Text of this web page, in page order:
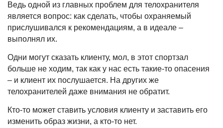
Ведь одной из главных проблем для телохранителя
является вопрос: как сделать, чтобы охраняемый
прислушивался к рекомендациям, а в идеале –
выполнял их.
Одни могут сказать клиенту, мол, в этот спортзал
больше не ходим, так как у нас есть такие-то опасения
– и клиент их послушается. На других же
телохранителей даже внимания не обратит.
Кто-то может ставить условия клиенту и заставить его
изменить образ жизни, а кто-то нет.